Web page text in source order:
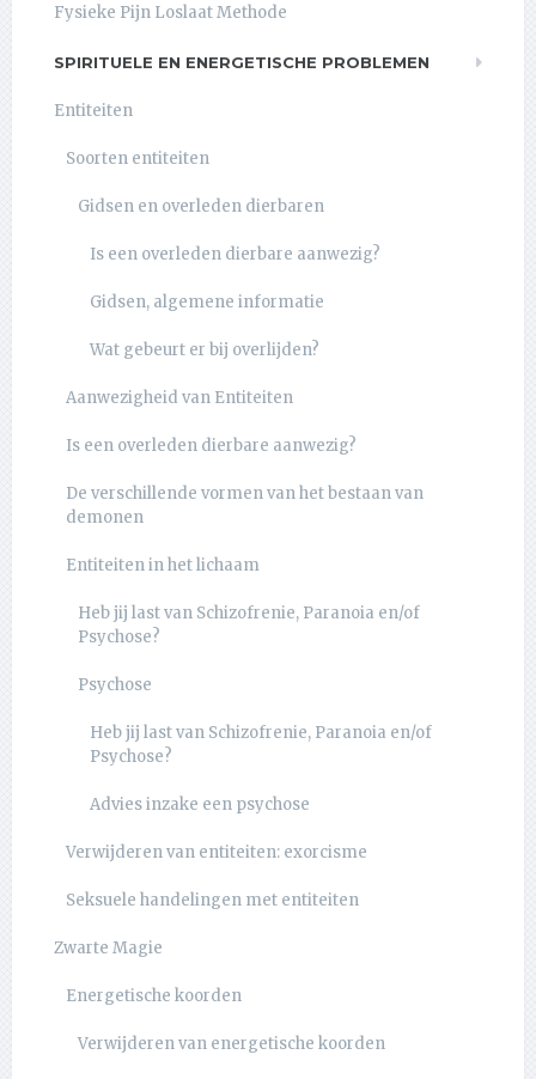
Fysieke Pijn Loslaat Methode
SPIRITUELE EN ENERGETISCHE PROBLEMEN
Entiteiten
Soorten entiteiten
Gidsen en overleden dierbaren
Is een overleden dierbare aanwezig?
Gidsen, algemene informatie
Wat gebeurt er bij overlijden?
Aanwezigheid van Entiteiten
Is een overleden dierbare aanwezig?
De verschillende vormen van het bestaan van
demonen
Entiteiten in het lichaam
Heb jij last van Schizofrenie, Paranoia en/of
Psychose?
Psychose
Heb jij last van Schizofrenie, Paranoia en/of
Psychose?
Advies inzake een psychose
Verwijderen van entiteiten: exorcisme
Seksuele handelingen met entiteiten
Zwarte Magie
Energetische koorden
Verwijderen van energetische koorden